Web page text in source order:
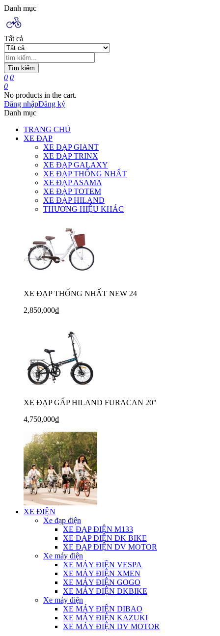
Danh mục
Tất cả
Tìm kiếm
0 0
0
No products in the cart.
Đăng nhậpĐăng ký
Danh mục
TRANG CHỦ
XE ĐẠP
XE ĐẠP GIANT
XE ĐẠP TRINX
XE ĐẠP GALAXY
XE ĐẠP THỐNG NHẤT
XE ĐẠP ASAMA
XE ĐẠP TOTEM
XE ĐẠP HILAND
THƯƠNG HIỆU KHÁC
XE ĐẠP THỐNG NHẤT NEW 24
2,850,000₫
XE ĐẠP GẤP HILAND FURACAN 20"
4,750,000₫
XE ĐIỆN
Xe đạp điện
XE ĐẠP ĐIỆN M133
XE ĐẠP ĐIỆN DK BIKE
XE ĐẠP ĐIỆN DV MOTOR
Xe máy điện
XE MÁY ĐIỆN VESPA
XE MÁY ĐIỆN XMEN
XE MÁY ĐIỆN GOGO
XE MÁY ĐIỆN DKBIKE
Xe máy điện
XE MÁY ĐIỆN DIBAO
XE MÁY ĐIỆN KAZUKI
XE MÁY ĐIỆN DV MOTOR